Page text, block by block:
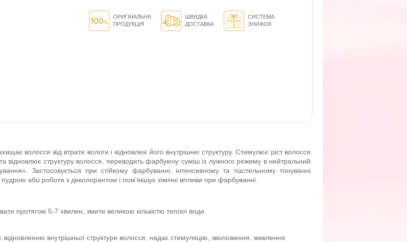
ОРИГІНАЛЬНА
ПРОДУКЦІЯ
ШВИДКА
ДОСТАВКА
СИСТЕМА
ЗНИЖОК
волосся від втрати вологи і відновлює його внутрішню структуру. Стимулює ріст волосся.
відновлює структуру волосся, переводить фарбуючу суміш із лужного режиму в нейтральний.
Застосовується при стійкому фарбуванні, інтенсивному та пастельному тонуванні.
або роботи з деколорантом і пом'якшує хімічні впливи при фарбуванні.
протягом 5-7 хвилин, змити великою кількістю теплої води.
внутрішньої структури волосся, надає стимуляцію, зволоження, живлення.